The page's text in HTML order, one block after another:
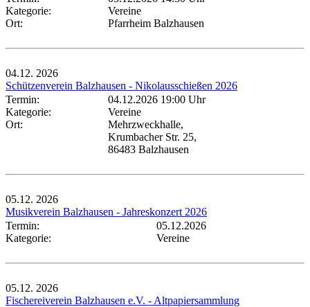
Kategorie:
Vereine
Ort:
Pfarrheim Balzhausen
04.12. 2026
Schützenverein Balzhausen - Nikolausschießen 2026
Termin:
04.12.2026 19:00 Uhr
Kategorie:
Vereine
Ort:
Mehrzweckhalle,
Krumbacher Str. 25,
86483 Balzhausen
05.12. 2026
Musikverein Balzhausen - Jahreskonzert 2026
Termin:
05.12.2026
Kategorie:
Vereine
05.12. 2026
Fischereiverein Balzhausen e.V. - Altpapiersammlung